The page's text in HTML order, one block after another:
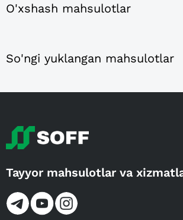
O'xshash mahsulotlar
So'ngi yuklangan mahsulotlar
Tayyor mahsulotlar va